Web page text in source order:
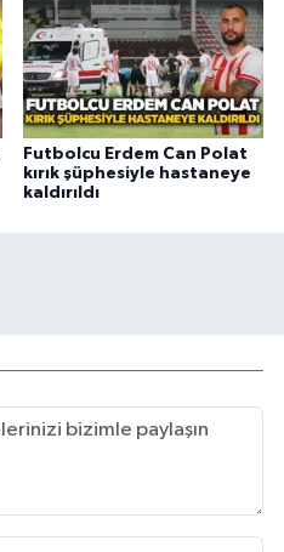
Futbolcu Erdem Can Polat
kırık şüphesiyle hastaneye
kaldırıldı